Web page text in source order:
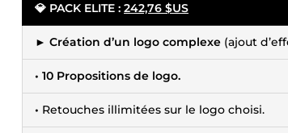
💎 PACK ELITE : 242,76 $US
► Création d’un logo complexe (ajout
• 10 Propositions de logo.
• Retouches illimitées sur le logo choisi.